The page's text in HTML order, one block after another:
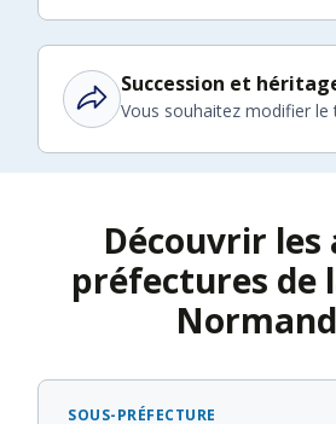
Succession et
Vous souhaitez modifier le
Découvrir les
préfectures de
SOUS-PRÉFECTURE